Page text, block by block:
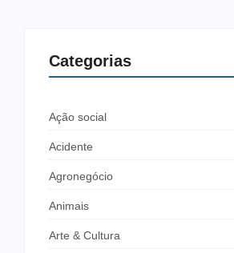
Categorias
Ação social
Acidente
Agronegócio
Animais
Arte & Cultura